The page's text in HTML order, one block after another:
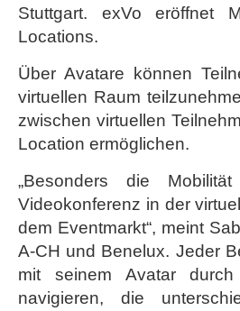
exVo
Stuttgart. exVo eröffnet
Locations.
Über Avatare können
virtuellen Raum
zwischen virtuellen
Location ermöglichen.
„Besonders die
Videokonferenz in der
dem Eventmarkt“, meint
A-CH und Benelux. Jeder
mit seinem Avatar
navigieren, die